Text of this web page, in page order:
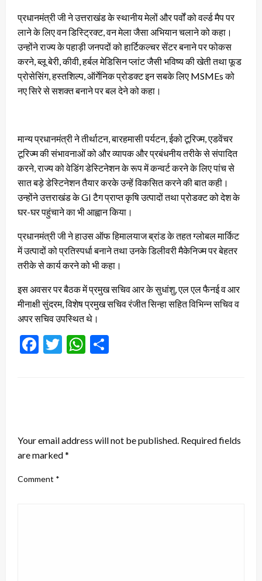
प्रधानमंत्री जी ने उत्तराखंड के स्थानीय मेलों और पर्वों को वर्ल्ड मैप पर
लाने के लिए वन डिस्ट्रिक्ट, वन मेला जैसा अभियान चलाने को कहा।
उन्होंने राज्य के पहाड़ी जनपदों को हार्टिकल्चर सेंटर बनाने पर फोकस
करने, ब्लू बेरी, कीवी, हर्बल मेडिसिन प्लांट जैसी भविष्य की खेती तथा फूड
प्रोसेसिंग, हस्तशिल्प, ऑर्गेनिक प्रोडक्ट इन सबके लिए MSMEs को
नए सिरे से सशक्त बनाने पर बल देने को कहा।
मान्य प्रधानमंत्री ने तीर्थाटन, बारहमासी पर्यटन, ईको टूरिज्म, एडवेंचर
टूरिज्म की संभावनाओं को और व्यापक और प्रबंधनीय तरीके से संपादित
करने, राज्य को वेडिंग डेस्टिनेशन के रूप में कन्वर्ट करने के लिए पांच से
सात बड़े डेस्टिनेशन तैयार करके उन्हें विकसित करने की बात कही।
उन्होंने उत्तराखंड के GI टैग प्राप्त कृषि उत्पादों तथा प्रोडक्ट को देश के
घर-घर पहुंचाने का भी आह्वान किया।
प्रधानमंत्री जी ने हाउस ऑफ हिमालयाज ब्रांड के तहत ग्लोबल मार्किट
में उत्पादों को प्रतिस्पर्धा बनाने तथा उनके डिलीवरी मैकेनिज्म पर बेहतर
तरीके से कार्य करने को भी कहा।
इस अवसर पर बैठक में प्रमुख सचिव आर के सुधांशु, एल एल फैनई व आर
मीनाक्षी सुंदरम, विशेष प्रमुख सचिव रंजीत सिन्हा सहित विभिन्न सचिव व
अपर सचिव उपस्थित थे।
Facebook
TwitterWhatsApp
Your email address will not be published. Required fields
are marked*
Comment *